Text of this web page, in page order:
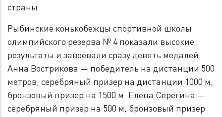
страны.
Рыбинские конькобежцы спортивной школы
олимпийского резерва № 4 показали высокие
результаты и завоевали сразу девять медалей:
Анна Вострикова — победитель на дистанции 500
метров, серебряный призер на дистанции 1000 м,
бронзовый призер на 1500 м. Елена Серегина —
серебряный призер на 500 м, бронзовый призер